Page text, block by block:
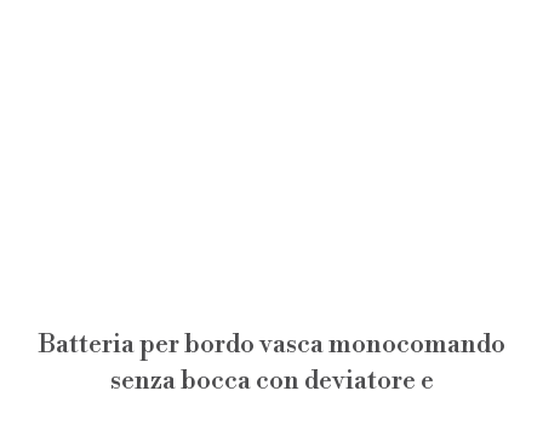
Batteria per bordo vasca monocomando
senza bocca con deviatore e